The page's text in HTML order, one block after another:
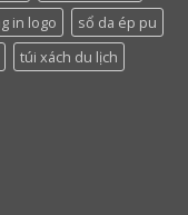
in logo
sổ da ép pu
túi xách du lịch